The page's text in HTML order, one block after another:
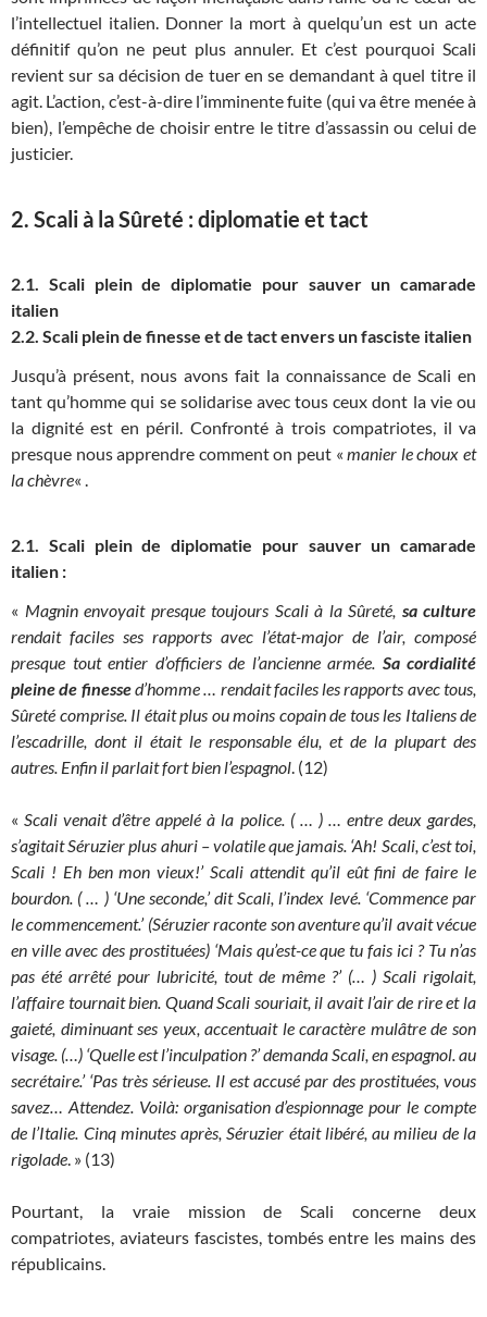
l’intellectuel italien. Donner la mort à quelqu’un est un acte
définitif qu’on ne peut plus annuler. Et c’est pourquoi Scali
revient sur sa décision de tuer en se demandant à quel titre il
agit. L’action, c’est-à-dire l’imminente fuite (qui va être menée à
bien), l’empêche de choisir entre le titre d’assassin ou celui de
justicier.
2. Scali à la Sûreté : diplomatie et tact
2.1. Scali plein de diplomatie pour sauver un camarade
italien
2.2. Scali plein de finesse et de tact envers un fasciste italien
Jusqu’à présent, nous avons fait la connaissance de Scali en
tant qu’homme qui se solidarise avec tous ceux dont la vie ou
la dignité est en péril. Confronté à trois compatriotes, il va
presque nous apprendre comment on peut «manier le choux et
la chèvre« .
2.1. Scali plein de diplomatie pour sauver un camarade
italien :
« Magnin envoyait presque toujours Scali à la Sûreté, sa culture
rendait faciles ses rapports avec l’état-major de l’air, composé
presque tout entier d’officiers de l’ancienne armée. Sa cordialité
pleine de finessed’homme … rendait faciles les rapports avec tous,
Sûreté comprise. Il était plus ou moins copain de tous les Italiens de
l’escadrille, dont il était le responsable élu, et de la plupart des
autres. Enfin il parlait fort bien l’espagnol. (12)
«Scali venait d’être appelé à la police. ( … ) … entre deux gardes,
s’agitait Séruzier plus ahuri – volatile que jamais. ‘Ah! Scali, c’est toi,
Scali ! Eh ben mon vieux!’ Scali attendit qu’il eût fini de faire le
bourdon. ( … ) ‘Une seconde,’ dit Scali, l’index levé. ‘Commence par
le commencement.’ (Séruzier raconte son aventure qu’il avait vécue
en ville avec des prostituées) ‘Mais qu’est-ce que tu fais ici ? Tu n’as
pas été arrêté pour lubricité, tout de même ?’ (… ) Scali rigolait,
l’affaire tournait bien. Quand Scali souriait, il avait l’air de rire et la
gaieté, diminuant ses yeux, accentuait le caractère mulâtre de son
visage. (…) ‘Quelle est l’inculpation ?’ demanda Scali, en espagnol. au
secrétaire.’ ‘Pas très sérieuse. Il est accusé par des prostituées, vous
savez… Attendez. Voilà: organisation d’espionnage pour le compte
de l’Italie. Cinq minutes après, Séruzier était libéré, au milieu de la
rigolade. » (13)
Pourtant, la vraie mission de Scali concerne deux
compatriotes, aviateurs fascistes, tombés entre les mains des
républicains.